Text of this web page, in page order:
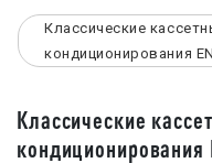
Классические
кондиционирования
Классические
кондиционирования